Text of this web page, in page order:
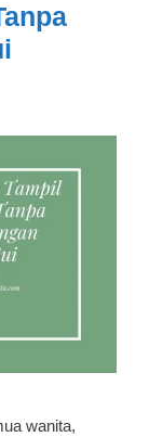
wanita,